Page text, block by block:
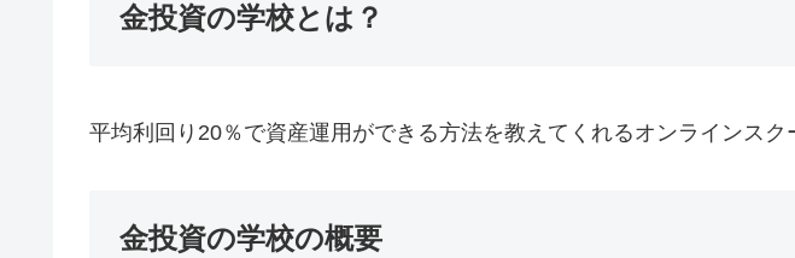
金投資の学校とは？
平均利回り20％で資産運用ができる方法を教えてくれるオンラインスク
金投資の学校の概要